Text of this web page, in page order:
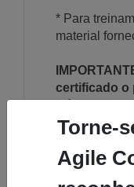
* Para
material
certificado o
Torne-
Agile